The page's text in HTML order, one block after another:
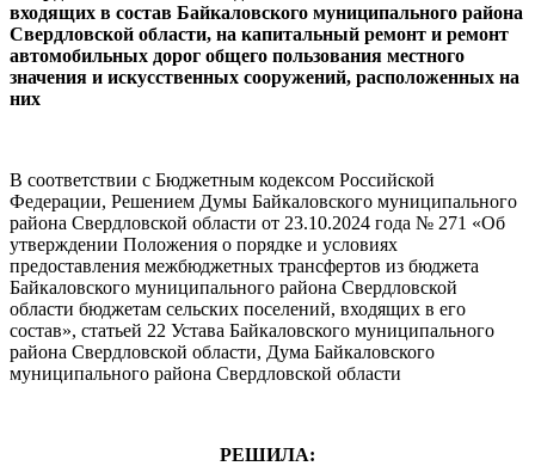
входящих в состав Байкаловского муниципального района
Свердловской области, на капитальный ремонт и ремонт
автомобильных дорог общего пользования местного
значения и искусственных сооружений, расположенных на
них
В соответствии с Бюджетным кодексом Российской
Федерации, Решением Думы Байкаловского муниципального
района Свердловской области от 23.10.2024 года № 271 «Об
утверждении Положения о порядке и условиях
предоставления межбюджетных трансфертов из бюджета
Байкаловского муниципального района Свердловской
области бюджетам сельских поселений, входящих в его
состав», статьей 22 Устава Байкаловского муниципального
района Свердловской области, Дума Байкаловского
муниципального района Свердловской области
РЕШИЛА: